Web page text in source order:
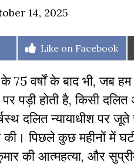
14, 2025
Share
Like on Facebook
75 वर्षों के बाद भी, जब
पड़ी होती है, किसी
दलित न्यायाधीश पर
पिछले कुछ महीनों में
की आत्महत्या, और